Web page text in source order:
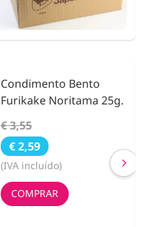
Condimento Bento
Furikake Noritama 25g.
€ 3,55
€ 2,59
(IVA incluído)
COMPRAR